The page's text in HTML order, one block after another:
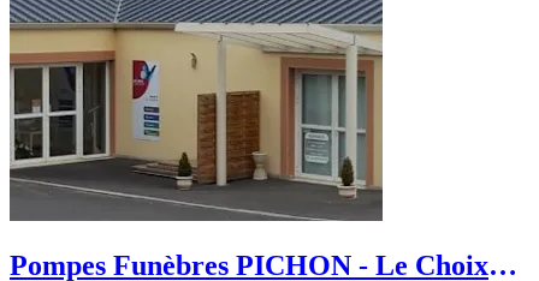
Pompes Funèbres PICHON - Le Choix